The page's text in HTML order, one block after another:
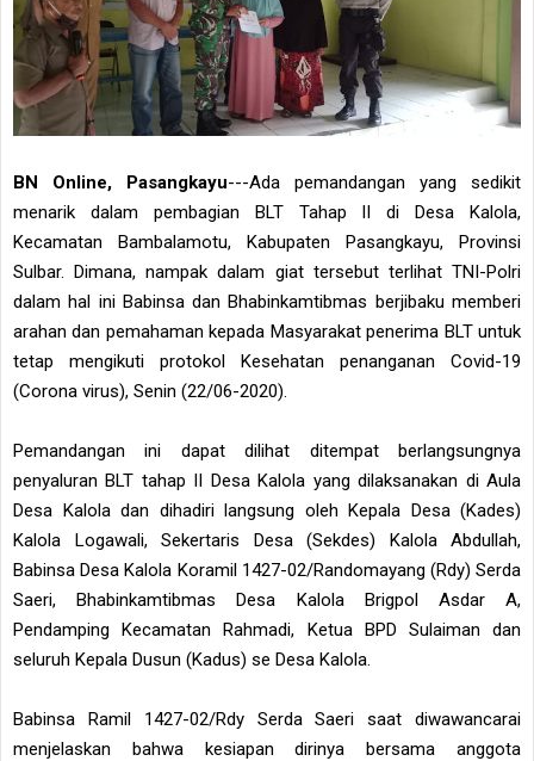
BN Online, Pasangkayu---Ada pemandangan yang sedikit
menarik dalam pembagian BLT Tahap II di Desa Kalola,
Kecamatan Bambalamotu, Kabupaten Pasangkayu, Provinsi
Sulbar. Dimana, nampak dalam giat tersebut terlihat TNI-Polri
dalam hal ini Babinsa dan Bhabinkamtibmas berjibaku memberi
arahan dan pemahaman kepada Masyarakat penerima BLT untuk
tetap mengikuti protokol Kesehatan penanganan Covid-19
(Corona virus), Senin (22/06-2020).
Pemandangan ini dapat dilihat ditempat berlangsungnya
penyaluran BLT tahap II Desa Kalola yang dilaksanakan di Aula
Desa Kalola dan dihadiri langsung oleh Kepala Desa (Kades)
Kalola Logawali, Sekertaris Desa (Sekdes) Kalola Abdullah,
Babinsa Desa Kalola Koramil 1427-02/Randomayang (Rdy) Serda
Saeri, Bhabinkamtibmas Desa Kalola Brigpol Asdar A,
Pendamping Kecamatan Rahmadi, Ketua BPD Sulaiman dan
seluruh Kepala Dusun (Kadus) se Desa Kalola.
Babinsa Ramil 1427-02/Rdy Serda Saeri saat diwawancarai
menjelaskan bahwa kesiapan dirinya bersama anggota